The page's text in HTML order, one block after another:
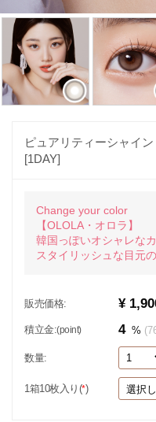
ピュアリティーシャイ
[1DAY]
Change your color
【OLOLA・オロラ】
韓国っぽいオシャレな
スタイリッシュな目元
販売価格: ¥
積立金:(point) 4%
数量:
1箱10枚入り(*)